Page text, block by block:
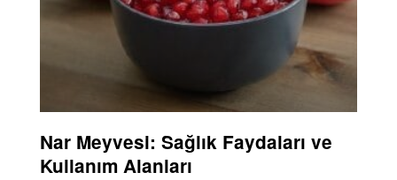
Nar Meyvesi: Sağlık Faydaları ve
Kullanım Alanları